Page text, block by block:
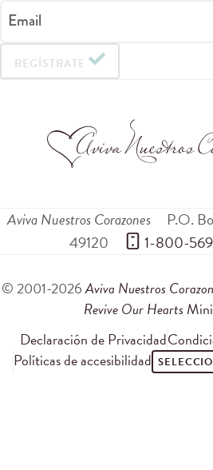
Email
REGÍSTRATE
Aviva Nuestros Corazones P.O.
49120
1-800-
© 2001-2026Aviva Nuestros
Revive Our Hearts
Declaración de Privacidad
Políticas de accesibilidad